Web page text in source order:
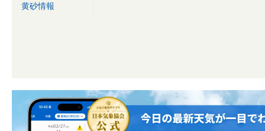
黄砂情報